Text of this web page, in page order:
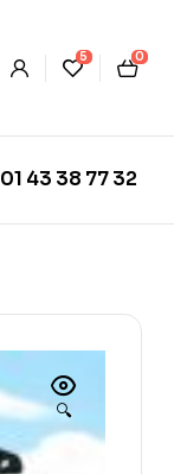
5 0
01 43 38 77 32
🔍